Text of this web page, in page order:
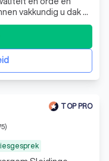
vakkundig u dak af
TOP PRO